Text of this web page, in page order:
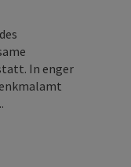
In enger